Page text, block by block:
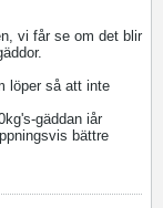
vi får se om det blir
löper så att inte
gäddan iår
bättre